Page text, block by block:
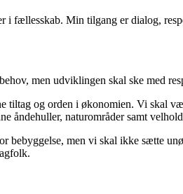
i fællesskab. Min tilgang er dialog,
men udviklingen skal ske med
tiltag og orden i økonomien. Vi skal
åndehuller, naturområder samt
men vi skal ikke sætte